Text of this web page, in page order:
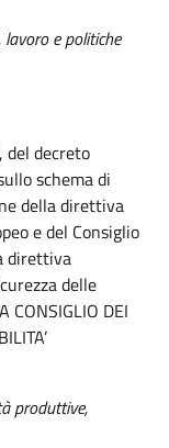
e politiche
del decreto
schema di
della direttiva
e del Consiglio
direttiva
delle
DEI
produttive,